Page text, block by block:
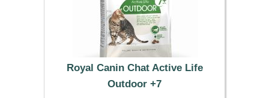
Royal Canin Chat Active Life
Outdoor +7